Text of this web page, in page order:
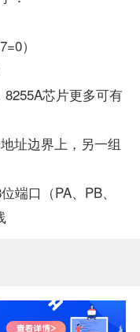
）
芯片更多可有
址边界上，另一组
口（PA、PB、